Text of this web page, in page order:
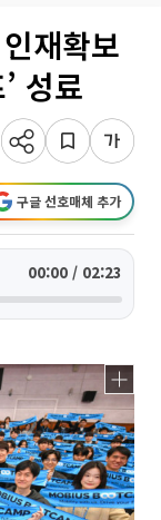
재확보
성료
구글 선호매체 추가
00:00 / 02:23